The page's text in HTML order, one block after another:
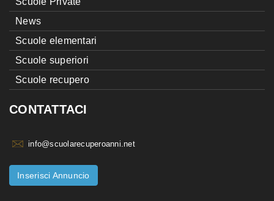
News
Scuole elementari
Scuole superiori
Scuole recupero
CONTATTACI
info@scuolarecuperoanni.net
Inserisci Annuncio